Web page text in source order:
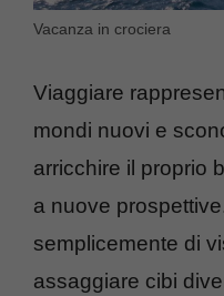
Vacanza in crociera
Viaggiare
mondi nuovi e
arricchire il proprio
a nuove
semplicemente di
assaggiare cibi